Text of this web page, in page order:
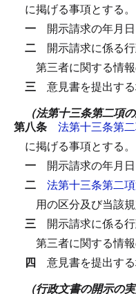
に掲げる事項とする。
一 開示請求の年月日
二 開示請求に係る
第三者に関する情
三 意見書を提出す
（法第十三条第二項
第八条 法第十三条第
に掲げる事項とする。
一 開示請求の年月日
二 法第十三条第二
用の区分及び当該
三 開示請求に係る
第三者に関する情
四 意見書を提出す
（行政文書の開示の